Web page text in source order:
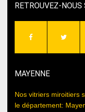
RETROUVEZ-NOUS
MAYENNE
Nos vitriers miroitiers
le département: